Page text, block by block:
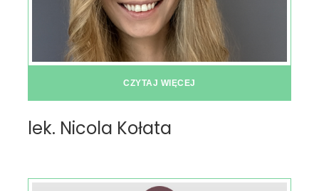
CZYTAJ WIĘCEJ
lek. Nicola Kołata